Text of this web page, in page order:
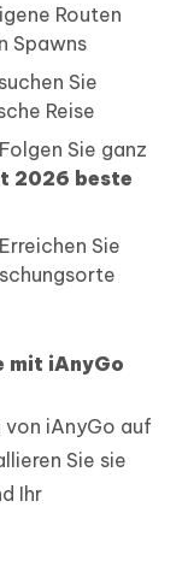
Routen
Spawns
Sie
Reise
Folgen Sie ganz
2026 beste
Erreichen Sie
mit iAnyGo
von iAnyGo auf
Sie sie
Ihr